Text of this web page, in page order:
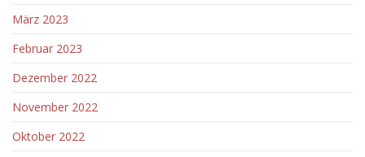
März 2023
Februar 2023
Dezember 2022
November 2022
Oktober 2022